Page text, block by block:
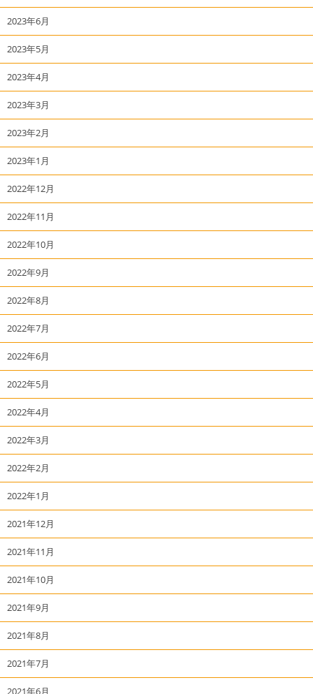
2023年6月
2023年5月
2023年4月
2023年3月
2023年2月
2023年1月
2022年12月
2022年11月
2022年10月
2022年9月
2022年8月
2022年7月
2022年6月
2022年5月
2022年4月
2022年3月
2022年2月
2022年1月
2021年12月
2021年11月
2021年10月
2021年9月
2021年8月
2021年7月
2021年6月